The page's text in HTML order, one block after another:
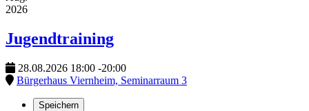
2026
Jugendtraining
28.08.2026 18:00 -20:00
Bürgerhaus Viernheim, Seminarraum 3
Speichern